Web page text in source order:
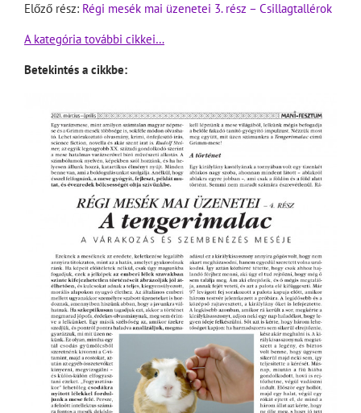
Előző rész: Régi mesék mai üzenetei 3. rész – Csillagtallérok
A kategória további cikkei…
Betekintés a cikkbe: